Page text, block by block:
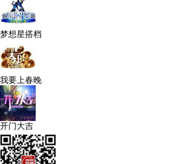
梦想星搭档
我要上春晚
开门大吉